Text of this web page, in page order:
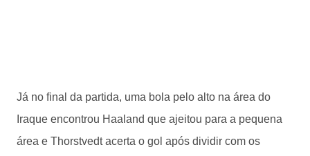
Já no final da partida, uma bola pelo alto na área do
Iraque encontrou Haaland que ajeitou para a pequena
área e Thorstvedt acerta o gol após dividir com os